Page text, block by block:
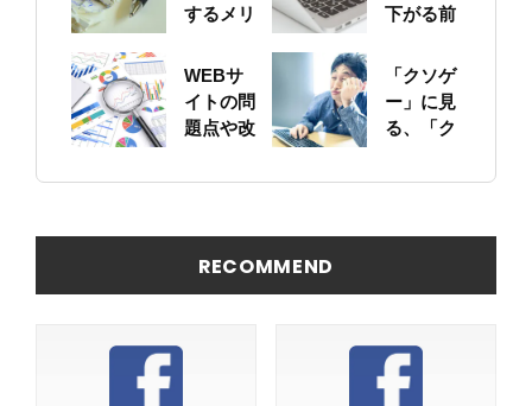
するメリ
いて
下がる前
のサイト
をちゃん
と確認し
WEBサ
イトの問
題点や改
トの概要
見つける
方法
「クソゲ
ー」に見
る、「ク
ト」の原
RECOMMEND